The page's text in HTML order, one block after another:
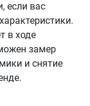
если вас
в ходе
замер
и снятие